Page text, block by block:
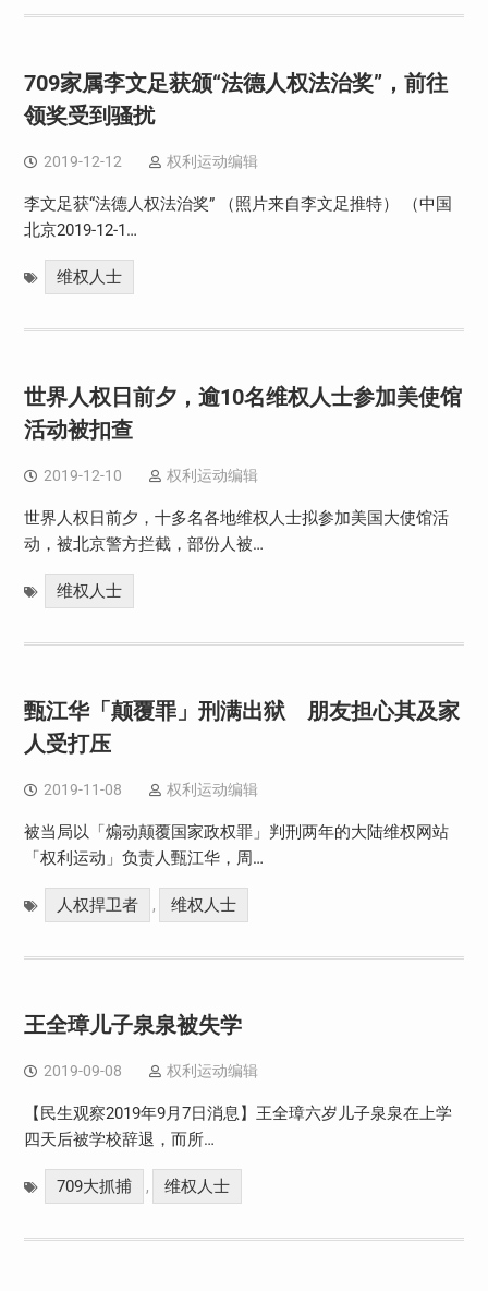
709家属李文足获颁“法德人权法治奖”，前往
领奖受到骚扰
2019-12-12 权利运动编辑
李文足获“法德人权法治奖” （照片来自李文足推特） （中国
北京2019-12-1…
维权人士
世界人权日前夕，逾10名维权人士参加美使馆
活动被扣查
2019-12-10 权利运动编辑
世界人权日前夕，十多名各地维权人士拟参加美国大使馆活
动，被北京警方拦截，部份人被…
维权人士
甄江华「颠覆罪」刑满出狱 朋友担心其及家
人受打压
2019-11-08 权利运动编辑
被当局以「煽动颠覆国家政权罪」判刑两年的大陆维权网站
「权利运动」负责人甄江华，周…
人权捍卫者 , 维权人士
王全璋儿子泉泉被失学
2019-09-08 权利运动编辑
【民生观察2019年9月7日消息】王全璋六岁儿子泉泉在上学
四天后被学校辞退，而所…
709大抓捕 , 维权人士